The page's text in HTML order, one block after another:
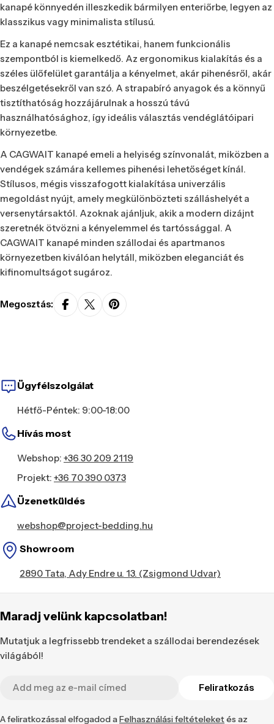
kanapé könnyedén illeszkedik bármilyen enteriőrbe, legyen az
klasszikus vagy minimalista stílusú.
Ez a kanapé nemcsak esztétikai, hanem funkcionális
szempontból is kiemelkedő. Az ergonomikus kialakítás és a
széles ülőfelület garantálja a kényelmet, akár pihenésről, akár
beszélgetésekről van szó. A strapabíró anyagok és a könnyű
tisztíthatóság hozzájárulnak a hosszú távú
használhatósághoz, így ideális választás vendéglátóipari
környezetbe.
A CAGWAIT kanapé emeli a helyiség színvonalát, miközben a
vendégek számára kellemes pihenési lehetőséget kínál.
Stílusos, mégis visszafogott kialakítása univerzális
megoldást nyújt, amely megkülönbözteti szálláshelyét a
versenytársaktól. Azoknak ajánljuk, akik a modern dizájnt
szeretnék ötvözni a kényelemmel és tartóssággal. A
CAGWAIT kanapé minden szállodai és apartmanos
környezetben kiválóan helytáll, miközben eleganciát és
kifinomultságot sugároz.
Megosztás:
Ügyfélszolgálat
Hétfő-Péntek: 9:00-18:00
Hívás most
Webshop: +36 30 209 2119
Projekt: +36 70 390 0373
Üzenetküldés
webshop@project-bedding.hu
Showroom
2890 Tata, Ady Endre u. 13. (Zsigmond Udvar)
Maradj velünk kapcsolatban!
Mutatjuk a legfrissebb trendeket a szállodai berendezések
világából!
Feliratkozás
A feliratkozással elfogadod aFelhasználási feltételeketés az